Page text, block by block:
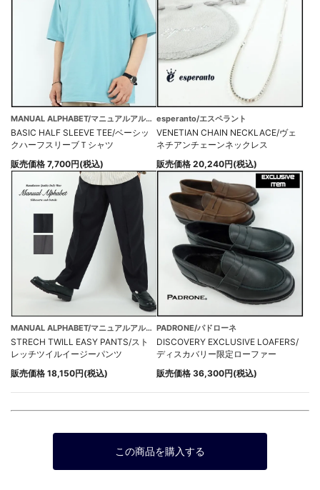
MANUAL ALPHABET/マニュアルアルファベット
BASIC HALF SLEEVE TEE/ベーシッ
クハーフスリーブＴシャツ
販売価格 7,700円(税込)
esperanto/エスペラント
VENETIAN CHAIN NECKLACE/ヴェ
ネチアンチェーンネックレス
販売価格 20,240円(税込)
MANUAL ALPHABET/マニュアルアルファベット
STRECH TWILL EASY PANTS/スト
レッチツイルイージーパンツ
販売価格 18,150円(税込)
PADRONE/パドローネ
DISCOVERY EXCLUSIVE LOAFERS/
ディスカバリー限定ローファー
販売価格 36,300円(税込)
この商品を購入する